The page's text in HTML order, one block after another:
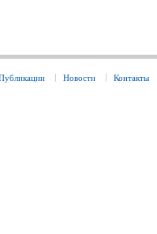
Новости Контакты